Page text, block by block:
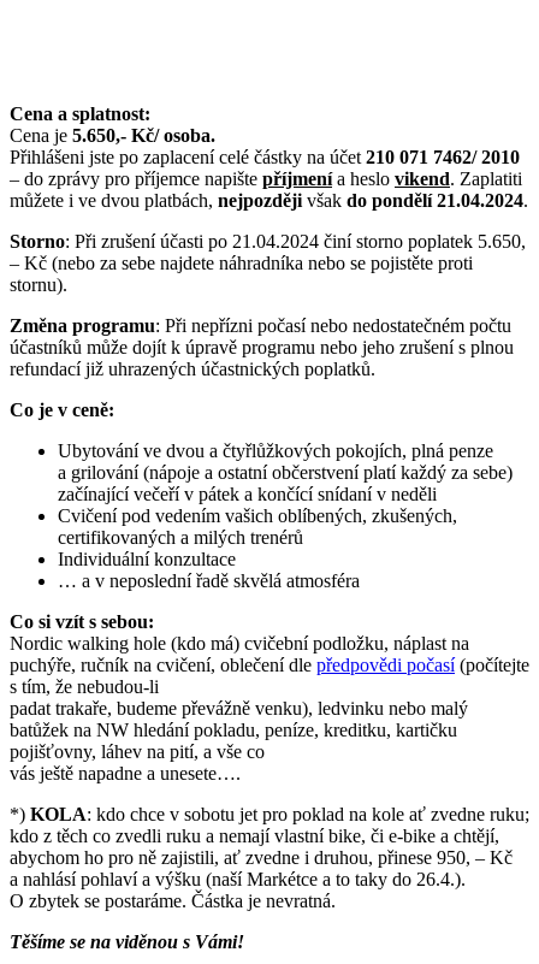
Cena a splatnost:
Cena je 5.650,- Kč/ osoba.
Přihlášeni jste po zaplacení celé částky na účet 210 071 7462/ 2010
– do zprávy pro příjemce napište příjmenía heslo vikend. Zaplatiti
můžete i ve dvou platbách, nejpozději však do pondělí 21.04.2024.
Storno: Při zrušení účasti po 21.04.2024 činí storno poplatek 5.650,
– Kč (nebo za sebe najdete náhradníka nebo se pojistěte proti
stornu).
Změna programu: Při nepřízni počasí nebo nedostatečném počtu
účastníků může dojít k úpravě programu nebo jeho zrušení s plnou
refundací již uhrazených účastnických poplatků.
Co je v ceně:
Ubytování ve dvou a čtyřlůžkových pokojích, plná penze
a grilování (nápoje a ostatní občerstvení platí každý za sebe)
začínající večeří v pátek a končící snídaní v neděli
Cvičení pod vedením vašich oblíbených, zkušených,
certifikovaných a milých trenérů
Individuální konzultace
… a v neposlední řadě skvělá atmosféra
Co si vzít s sebou:
Nordic walking hole (kdo má) cvičební podložku, náplast na
puchýře, ručník na cvičení, oblečení dle předpovědi počasí(počítejte
s tím, že nebudou-li
padat trakaře, budeme převážně venku), ledvinku nebo malý
batůžek na NW hledání pokladu, peníze, kreditku, kartičku
pojišťovny, láhev na pití, a vše co
vás ještě napadne a unesete….
*) KOLA: kdo chce v sobotu jet pro poklad na kole ať zvedne ruku;
kdo z těch co zvedli ruku a nemají vlastní bike, či e-bike a chtějí,
abychom ho pro ně zajistili, ať zvedne i druhou, přinese 950, – Kč
a nahlásí pohlaví a výšku (naší Markétce a to taky do 26.4.).
O zbytek se postaráme. Částka je nevratná.
Těšíme se na viděnou s Vámi!